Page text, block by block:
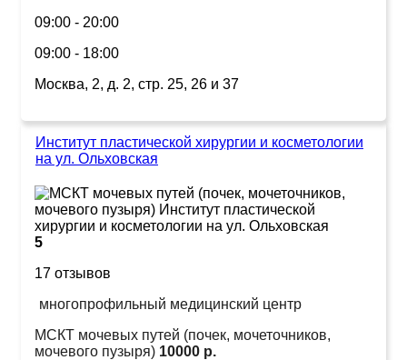
09:00 - 20:00
09:00 - 18:00
Москва, 2, д. 2, стр. 25, 26 и 37
Институт пластической хирургии и косметологии
на ул. Ольховская
5
17 отзывов
многопрофильный медицинский центр
МСКТ мочевых путей (почек, мочеточников,
мочевого пузыря) 10000 р.